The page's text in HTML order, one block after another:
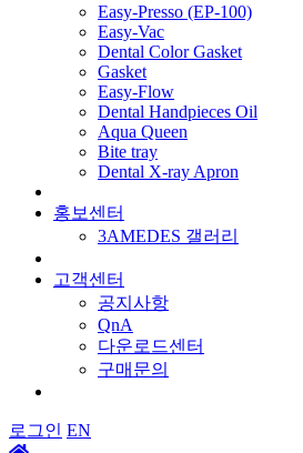
Easy-Presso (EP-100)
Easy-Vac
Dental Color Gasket
Gasket
Easy-Flow
Dental Handpieces Oil
Aqua Queen
Bite tray
Dental X-ray Apron
홍보센터
3AMEDES 갤러리
고객센터
공지사항
QnA
다운로드센터
구매문의
로그인 EN